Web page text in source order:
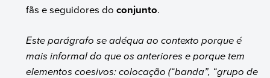
fãs e seguidores do conjunto.
Este parágrafo se adéqua ao contexto porque é
mais informal do que os anteriores e porque tem
elementos coesivos: colocação (“banda”, “grupo de